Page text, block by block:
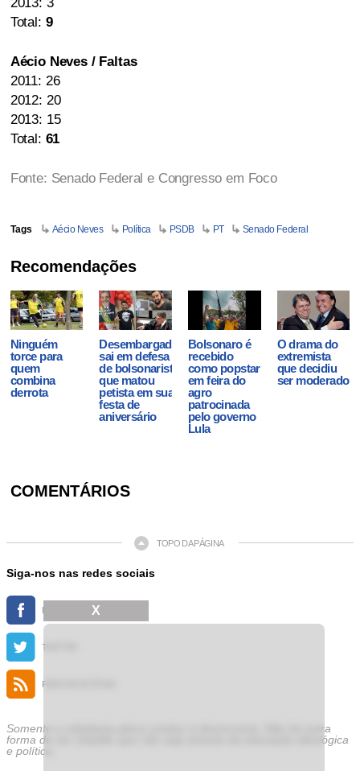
Total: 9
Aécio Neves / Faltas
2011: 26
2012: 20
2013: 15
Total: 61
Fonte: Senado Federal e Congresso em Foco
Tags Aécio Neves Política PSDB PT Senado Federal
Recomendações
Ninguém
torce para
quem
combina
derrota
Desembargador
sai em defesa
de bolsonarista
que matou
petista em sua
festa de
aniversário
Bolsonaro é
recebido
como popstar
em feira do
agro
patrocinada
pelo governo
Lula
O drama do
extremista
que decidiu
ser moderado
COMENTÁRIOS
TOPO DA PÁGINA
Siga-nos nas redes sociais
FACEBOOK
TWITTER
FEED DE NOTÍCIAS
Somente a cidadania plena conduz à democracia. Não há outra
forma de ser cidadão que não seja através da educação ideológica
e política.
X